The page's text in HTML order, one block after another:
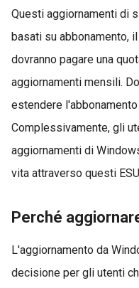
Questi aggiornamenti di
basati su abbonamento,
dovranno pagare una
aggiornamenti mensili.
estendere
Complessivamente, gli
aggiornamenti di
vita attraverso questi
Perché
L'aggiornamento da
decisione per gli utenti